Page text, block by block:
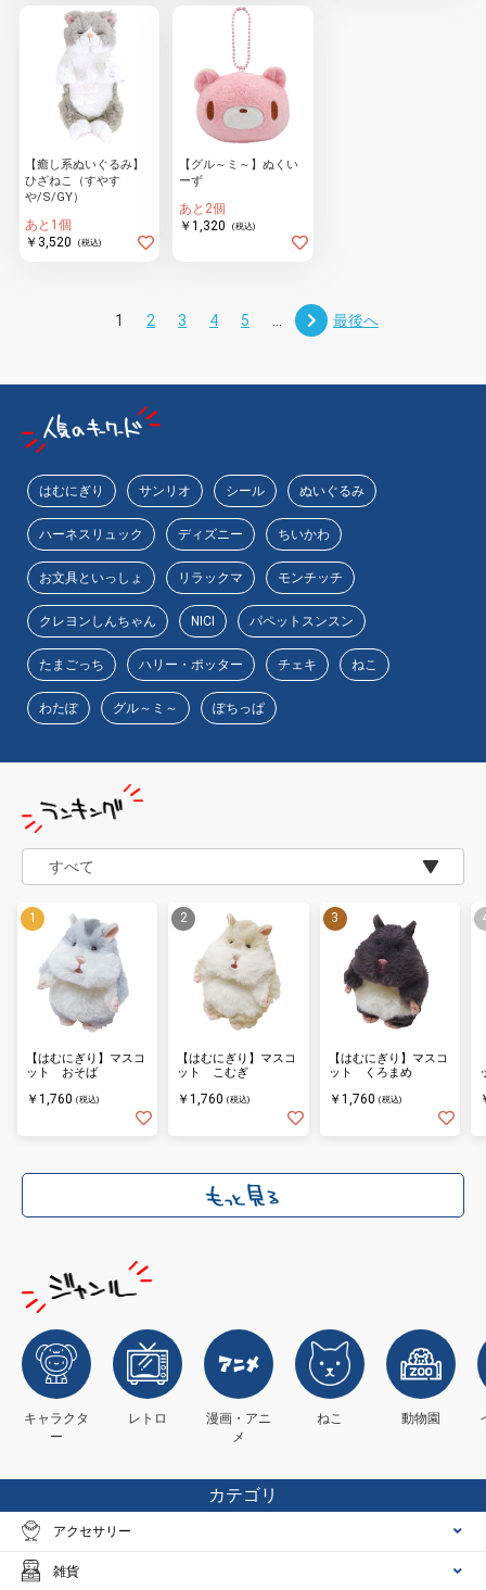
【癒し系ぬいぐるみ】
ひざねこ（すやす
や/S/GY）
あと1個
￥3,520
(税込)
【グル～ミ～】ぬくい
ーず
あと2個
￥1,320
(税込)
1 2 3 4 5 最後へ
はむにぎり サンリオ シール ぬいぐるみ
ハーネスリュック ディズニー ちいかわ
お文具といっしょ リラックマ モンチッチ
クレヨンしんちゃん NICI パペットスンスン
たまごっち ハリー・ポッター チェキ ねこ
わたぽ グル～ミ～ ぽちっぱ
【はむにぎり】マスコ
ット おそば
￥1,760 (税込)
【はむにぎり】マスコ
ット こむぎ
￥1,760 (税込)
【はむにぎり】マスコ
ット くろまめ
￥1,760 (税込)
キャラクタ
ー
レトロ
漫画・アニ
メ
ねこ 動物園
カテゴリ
アクセサリー
雑貨